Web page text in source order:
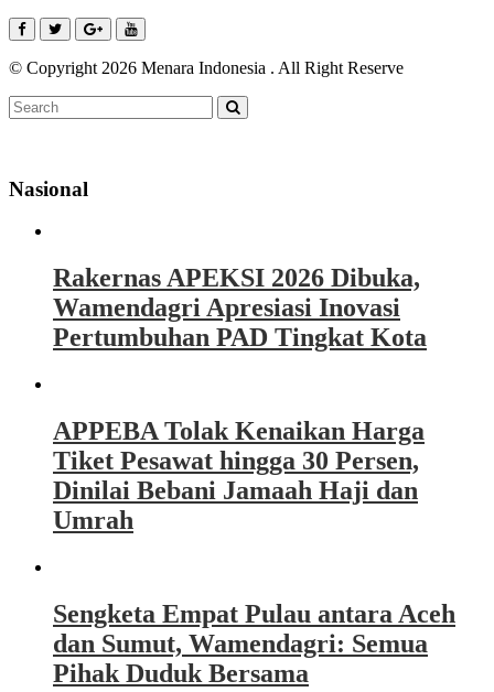
© Copyright 2026 Menara Indonesia . All Right Reserve
Nasional
Rakernas APEKSI 2026 Dibuka,
Wamendagri Apresiasi Inovasi
Pertumbuhan PAD Tingkat Kota
APPEBA Tolak Kenaikan Harga
Tiket Pesawat hingga 30 Persen,
Dinilai Bebani Jamaah Haji dan
Umrah
Sengketa Empat Pulau antara Aceh
dan Sumut, Wamendagri: Semua
Pihak Duduk Bersama